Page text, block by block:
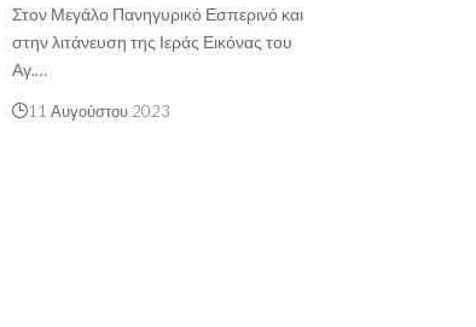
Στον Μεγάλο Πανηγυρικό Εσπερινό και
στην λιτάνευση της Ιεράς Εικόνας του
Αγ.…
11 Αυγούστου 2023